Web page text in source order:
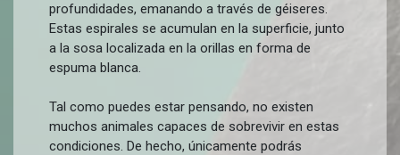
profundidades, emanando a través de géiseres.
Estas espirales se acumulan en la superficie, junto
a la sosa localizada en la orillas en forma de
espuma blanca.
Tal como puedes estar pensando, no existen
muchos animales capaces de sobrevivir en estas
condiciones. De hecho, únicamente podrás